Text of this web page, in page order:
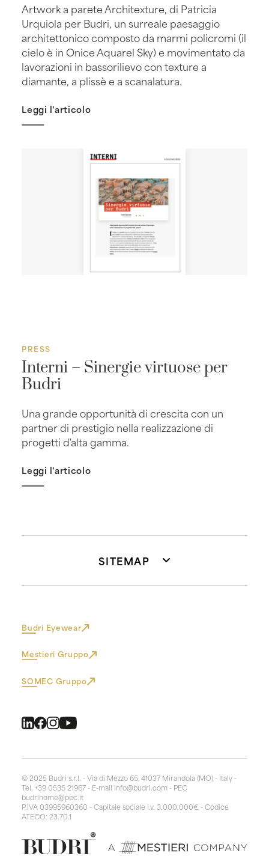
Artwork a parete Architexture, di Patricia
Urquiola per Budri, un surreale paesaggio
architettonico composto da marmi policromi (il
cielo è in Onice Aquarel Sky) e movimentato da
lavorazioni in bassorilievo con texture a
diamante, a plissè e a scanalatura.
Leggi l'articolo
PRESS
Interni – Sinergie virtuose per
Budri
Una grande opportunità di crescita con un
partner di prestigio nella realizzazione di
progetti d'alta gamma.
Leggi l'articolo
SITEMAP
Budri Eyewear
Mestieri Gruppo
SOMEC Gruppo
© 2025 Budri s.r.l. - Via di Mezzo 65, 41037 Mirandola (MO) - Italy -
Tel. +39 0535 21967 - E-mail info@budri.com - PEC
budrihome@pec.it
P.IVA 03995960360 - Capitale sociale i.v. 3.000.000€ - Codice
ATECO: 23.70.1